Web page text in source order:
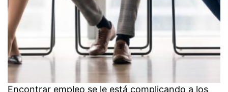
Encontrar empleo se le está complicando a los